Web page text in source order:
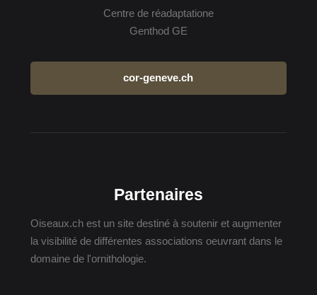
Centre de réadaptatione
Genthod GE
cor-geneve.ch
Partenaires
Oiseaux.ch est un site destiné à soutenir et augmenter
la visibilité de différentes associations oeuvrant dans le
domaine de l'ornithologie.